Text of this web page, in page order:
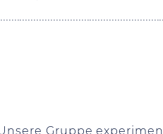
Gruppe